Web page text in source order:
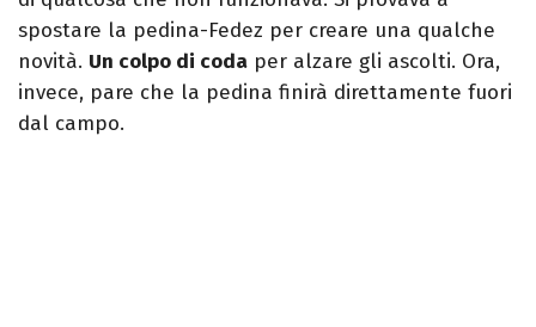
spostare la pedina-Fedez per creare una qualche
novità. Un colpo di coda per alzare gli ascolti. Ora,
invece, pare che la pedina finirà direttamente fuori
dal campo.